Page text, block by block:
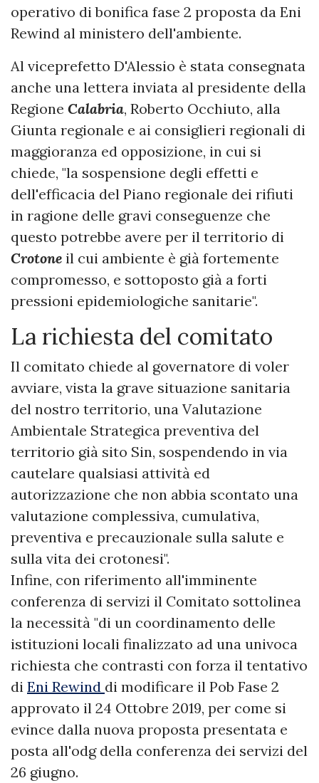
operativo di bonifica fase 2 proposta da Eni
Rewind al ministero dell'ambiente.
Al viceprefetto D'Alessio è stata consegnata
anche una lettera inviata al presidente della
Regione Calabria, Roberto Occhiuto, alla
Giunta regionale e ai consiglieri regionali di
maggioranza ed opposizione, in cui si
chiede, "la sospensione degli effetti e
dell'efficacia del Piano regionale dei rifiuti
in ragione delle gravi conseguenze che
questo potrebbe avere per il territorio di
Crotone il cui ambiente è già fortemente
compromesso, e sottoposto già a forti
pressioni epidemiologiche sanitarie".
La richiesta del comitato
Il comitato chiede al governatore di voler
avviare, vista la grave situazione sanitaria
del nostro territorio, una Valutazione
Ambientale Strategica preventiva del
territorio già sito Sin, sospendendo in via
cautelare qualsiasi attività ed
autorizzazione che non abbia scontato una
valutazione complessiva, cumulativa,
preventiva e precauzionale sulla salute e
sulla vita dei crotonesi".
Infine, con riferimento all'imminente
conferenza di servizi il Comitato sottolinea
la necessità "di un coordinamento delle
istituzioni locali finalizzato ad una univoca
richiesta che contrasti con forza il tentativo
di Eni Rewind di modificare il Pob Fase 2
approvato il 24 Ottobre 2019, per come si
evince dalla nuova proposta presentata e
posta all'odg della conferenza dei servizi del
26 giugno.